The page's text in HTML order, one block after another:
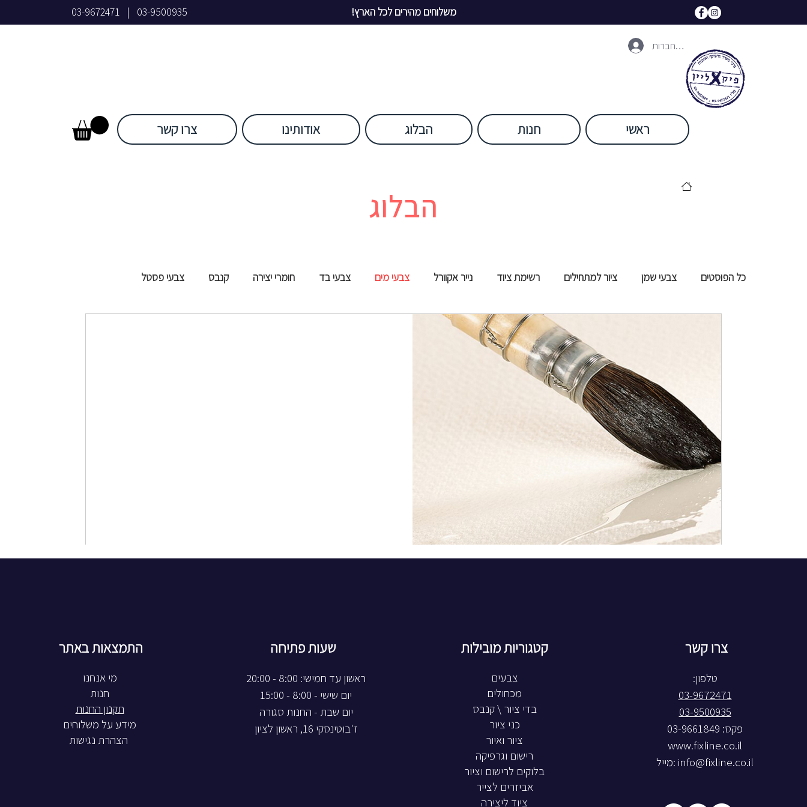
03-9500935
|
03-9672471 משלוחים מהירים לכל הארץ!
להתחברות
ראשי חנות הבלוג אודותינו צרו קשר
הבלוג
כל הפוסטים צבעי שמן ציור למתחילים רשימת ציוד נייר אקוורל צבעי מים צבעי בד חומרי יצירה קנבס צבעי פסטל
נייר אקוורל - Arches - ציור איכותי בצבעי מים
ניירות ARCHES מאז ועד היום נחשבים הטובים ברחבי העולם בקרב אומנים
הייצור...
התמצאות באתר
חנות
תקנון החנות
מידע על משלוחים
שעות פתיחה
ראשון עד חמישי: 8:00 - 20:00
יום שישי - 8:00 - 15:00
יום שבת - החנות סגורה
ז'בוטינסקי 16, ראשון לציון
קטגוריות מובילות
צבעים
מכחולים
בדי ציור \ קנבס
כני ציור
ציור ואיור
רישום וגרפיקה
בלוקים לרישום וציור
אביזרים לצייר
ציוד ליצירה
צרו קשר
טלפון:
03-9672471
03-9500935
פקס: 03-9661849
www.fixline.co.il
info@fixline.co.il :מייל